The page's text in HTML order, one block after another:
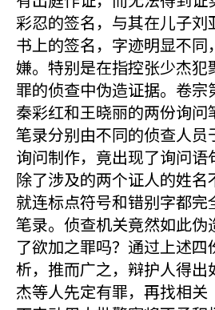
彩忍的签名，与其在儿子刘
书上的签名，字迹明显不同
嫌。特别是在指控张少杰犯
罪的侦查中伪造证据。卷宗
秦彩红和王晓丽的两份询问
笔录分别由不同的侦查人员
询问制作，竟出现了询问
除了涉及的两个证人的姓名
就连标点符号和错别字都完
笔录。侦查机关竟然如此伪
了欲加之罪吗？通过上述四
析，推而广之，辩护人得出
杰等人先定有罪，再找相